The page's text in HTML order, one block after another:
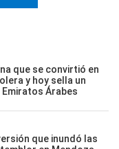
que se convirtió en
y hoy sella un
Árabes
que inundó las